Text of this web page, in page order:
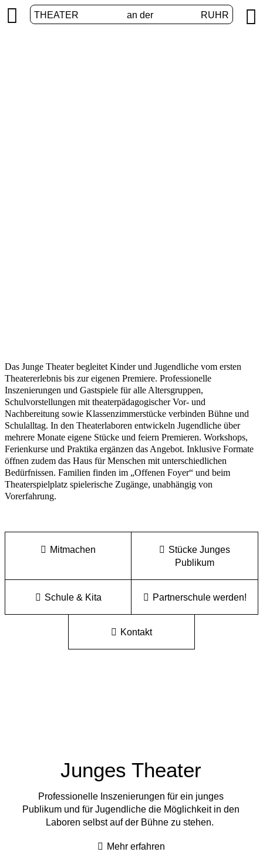
THEATER an der RUHR
 
Das Junge Theater begleitet Kinder und Jugendliche vom ersten
Theatererlebnis bis zur eigenen Premiere. Professionelle
Inszenierungen und Gastspiele für alle Altersgruppen,
Schulvorstellungen mit theaterpädagogischer Vor- und
Nachbereitung sowie Klassenzimmerstücke verbinden Bühne und
Schulalltag. In den Theaterlaboren entwickeln Jugendliche über
mehrere Monate eigene Stücke und feiern Premieren. Workshops,
Ferienkurse und Praktika ergänzen das Angebot. Inklusive Formate
öffnen zudem das Haus für Menschen mit unterschiedlichen
Bedürfnissen. Familien finden im „Offenen Foyer“ und beim
Theaterspielplatz spielerische Zugänge, unabhängig von
Vorerfahrung.
Mitmachen
Stücke Junges
Publikum
Schule & Kita Partnerschule werden!
Kontakt
Junges Theater
Professionelle Inszenierungen für ein junges
Publikum und für Jugendliche die Möglichkeit in den
Laboren selbst auf der Bühne zu stehen.
Mehr erfahren